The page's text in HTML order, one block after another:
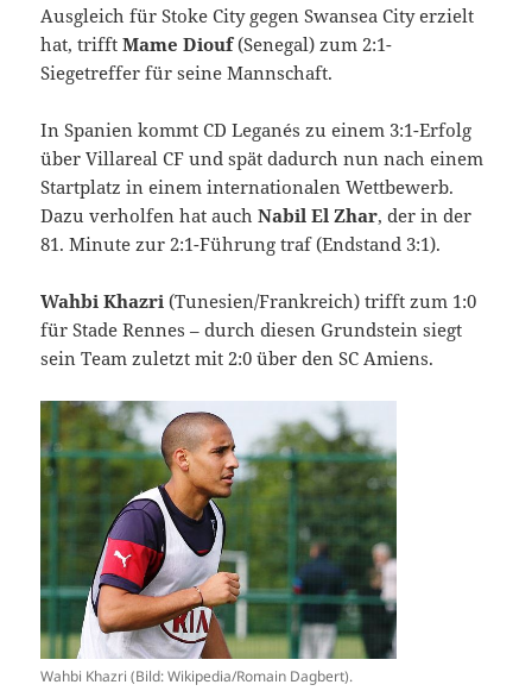
Ausgleich für Stoke City gegen Swansea City erzielt
hat, trifftMame Diouf(Senegal) zum 2:1-
Siegetreffer für seine Mannschaft.
In Spanien kommt CD Leganés zu einem 3:1-Erfolg
über Villareal CF und spät dadurch nun nach einem
Startplatz in einem internationalen Wettbewerb.
Dazu verholfen hat auchNabil El Zhar, der in der
81. Minute zur 2:1-Führung traf (Endstand 3:1).
Wahbi Khazri (Tunesien/Frankreich) trifft zum 1:0
für Stade Rennes – durch diesen Grundstein siegt
sein Team zuletzt mit 2:0 über den SC Amiens.
Wahbi Khazri (Bild: Wikipedia/Romain Dagbert).